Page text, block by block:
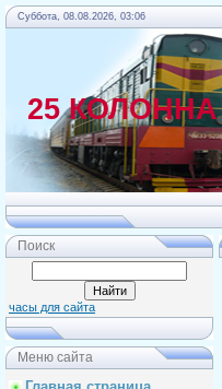
Суббота, 08.08.2026, 03:06
25 КОЛОННА
Поиск
часы для сайта
Меню сайта